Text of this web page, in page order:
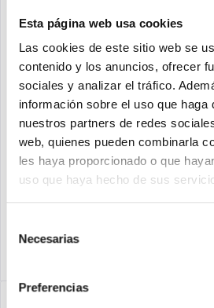
Esta página web usa cookies
Las cookies de este sitio web se
contenido y los anuncios, ofrecer
sociales y analizar el tráfico.
información sobre el uso que haga
nuestros partners de redes
web, quienes pueden combinarla
les haya proporcionado o que
uso que haya hecho de sus
Necesarias
Preferencias
Añadir a la
SOLICITE UN PRECIO
Recordar Solicitud de
Fabricante No: CISCO888E-K9
Descripción